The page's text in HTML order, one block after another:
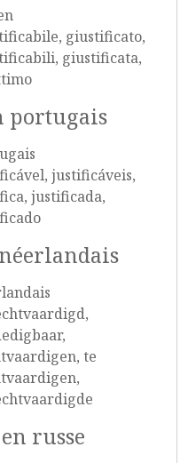
giustificato,
giustificata,
portugais
justificáveis,
justificada,
te
russe